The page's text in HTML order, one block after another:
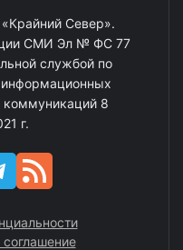
Север».
СМИ Эл № ФС 77
службой по
информационных
коммуникаций 8
г.
соглашение